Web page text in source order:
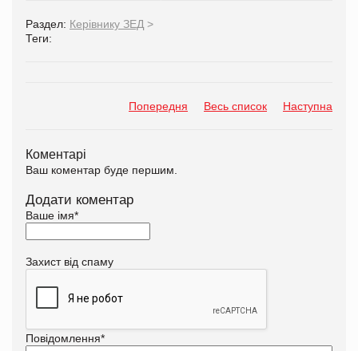
Раздел: Керівнику ЗЕД >
Теги:
Попередня Весь список Наступна
Коментарі
Ваш коментар буде першим.
Додати коментар
Ваше імя*
Захист від спаму
Повідомлення*